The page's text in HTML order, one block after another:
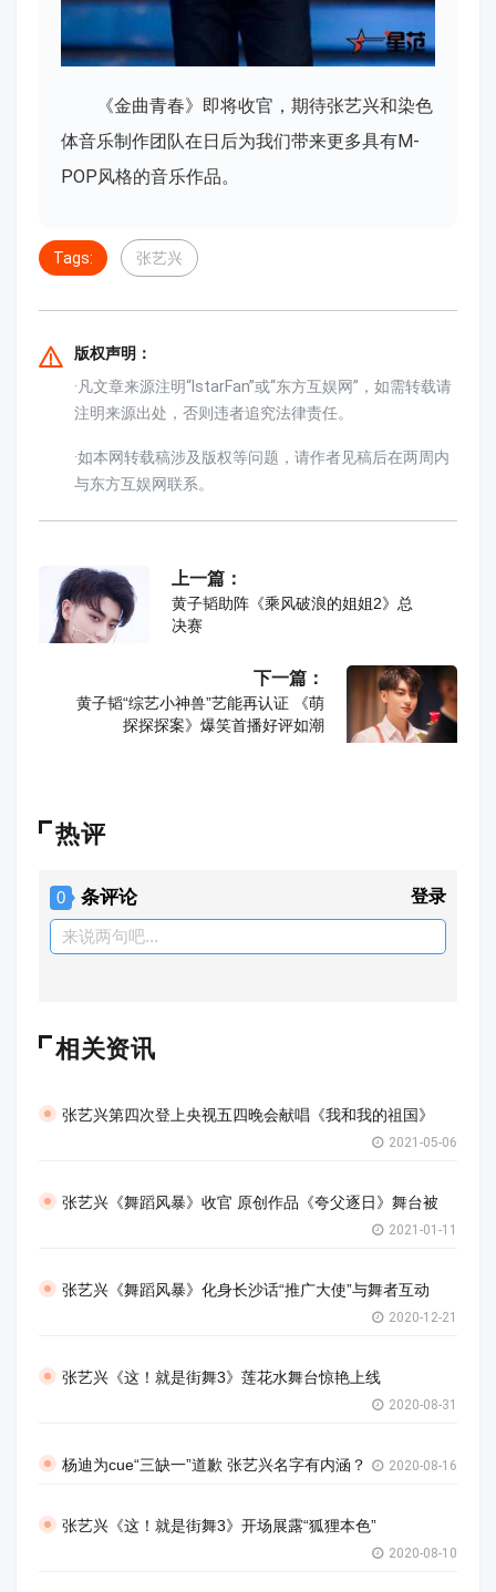
《金曲青春》即将收官，期待张艺兴和染色
体音乐制作团队在日后为我们带来更多具有M-
POP风格的音乐作品。
Tags: 张艺兴
版权声明：
·凡文章来源注明“IstarFan”或“东方互娱网”，如需转载请
注明来源出处，否则违者追究法律责任。
·如本网转载稿涉及版权等问题，请作者见稿后在两周内
与东方互娱网联系。
上一篇：
黄子韬助阵《乘风破浪的姐姐2》总
决赛
下一篇：
黄子韬“综艺小神兽”艺能再认证 《萌
探探探案》爆笑首播好评如潮
热评
0 条评论 登录
来说两句吧...
相关资讯
张艺兴第四次登上央视五四晚会献唱《我和我的祖国》
2021-05-06
张艺兴《舞蹈风暴》收官 原创作品《夸父逐日》舞台被
2021-01-11
张艺兴《舞蹈风暴》化身长沙话“推广大使”与舞者互动
2020-12-21
张艺兴《这！就是街舞3》莲花水舞台惊艳上线
2020-08-31
杨迪为cue“三缺一”道歉 张艺兴名字有内涵？ 2020-08-16
张艺兴《这！就是街舞3》开场展露“狐狸本色”
2020-08-10